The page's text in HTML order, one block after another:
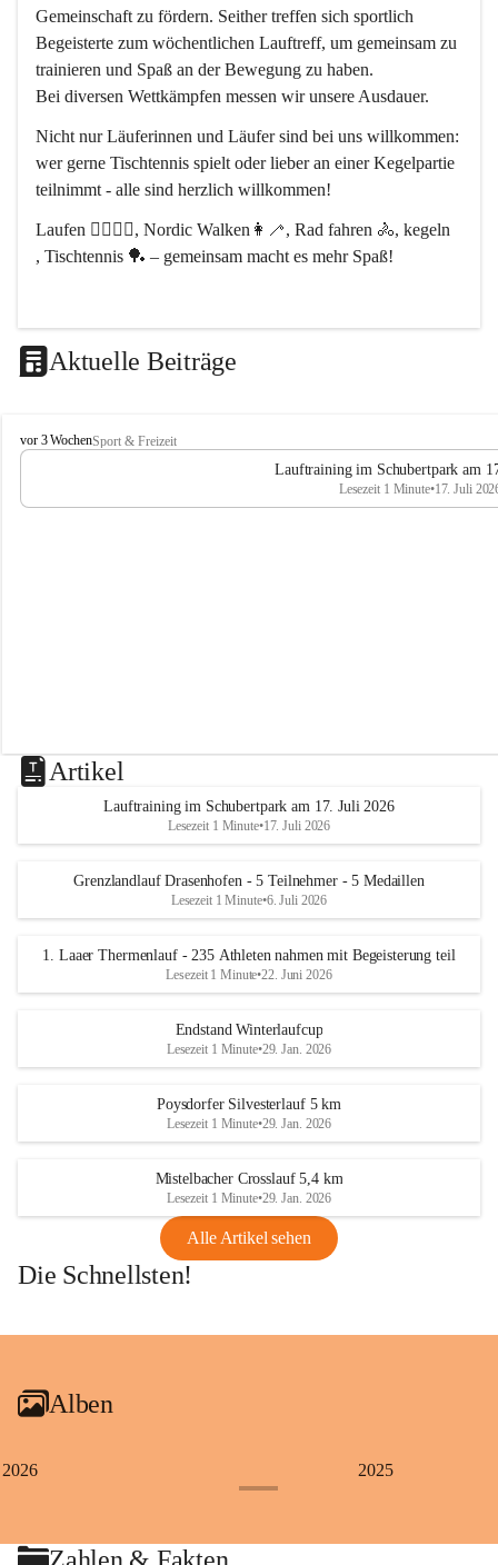
Gemeinschaft zu fördern. Seither treffen sich sportlich
Begeisterte zum wöchentlichen Lauftreff, um gemeinsam zu
trainieren und Spaß an der Bewegung zu haben.
Bei diversen Wettkämpfen messen wir unsere Ausdauer.
Nicht nur Läuferinnen und Läufer sind bei uns willkommen:
wer gerne Tischtennis spielt oder lieber an einer Kegelpartie
teilnimmt - alle sind herzlich willkommen!
Laufen 🏃‍♂️🏃‍♀️, Nordic Walken👩‍🦯, Rad fahren 🚴, kegeln
, Tischtennis 🏓 – gemeinsam macht es mehr Spaß!
Aktuelle Beiträge
L
V
a
vor 3 WochenSport & Freizeit
Lauftraining im Schubertpark am
Lesezeit 1 Minute•17. Juli
Artikel
Lauftraining im Schubertpark am 17. Juli 2026
Lesezeit 1 Minute•17. Juli 2026
Grenzlandlauf Drasenhofen - 5 Teilnehmer - 5 Medaillen
Lesezeit 1 Minute•6. Juli 2026
1. Laaer Thermenlauf - 235 Athleten nahmen mit Begeisterung teil
Lesezeit 1 Minute•22. Juni 2026
Endstand Winterlaufcup
Lesezeit 1 Minute•29. Jan. 2026
Poysdorfer Silvesterlauf 5 km
Lesezeit 1 Minute•29. Jan. 2026
Mistelbacher Crosslauf 5,4 km
Lesezeit 1 Minute•29. Jan. 2026
Alle Artikel sehen
Die Schnellsten!
+1
Alben
2026 2025
Zahlen & Fakten